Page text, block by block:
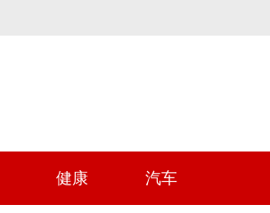
健康 汽车